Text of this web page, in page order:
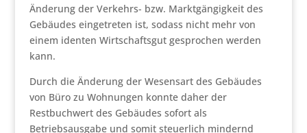
Änderung der Verkehrs- bzw. Marktgängigkeit des
Gebäudes eingetreten ist, sodass nicht mehr von
einem identen Wirtschaftsgut gesprochen werden
kann.
Durch die Änderung der Wesensart des Gebäudes
von Büro zu Wohnungen konnte daher der
Restbuchwert des Gebäudes sofort als
Betriebsausgabe und somit steuerlich mindernd